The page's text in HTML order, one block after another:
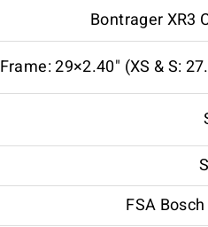
Bontrager XR3
Frame: 29×2.40" (XS & S:
FSA